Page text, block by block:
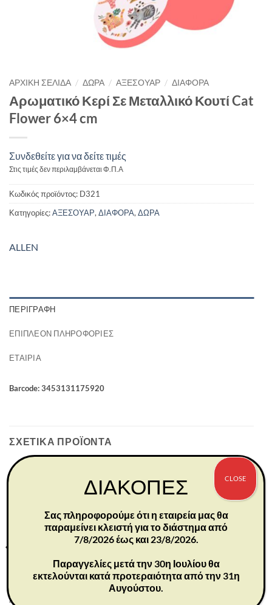
ΑΡΧΙΚΉ ΣΕΛΊΔΑ / ΔΩΡΑ / ΑΞΕΣΟΥΑΡ / ΔΙΑΦΟΡΑ
Αρωματικό Κερί Σε Μεταλλικό Κουτί Cat
Flower 6×4 cm
Συνδεθείτε για να δείτε τιμές
Στις τιμές δεν περιλαμβάνεται Φ.Π.Α
Κωδικός προϊόντος: D321
Κατηγορίες:ΑΞΕΣΟΥΑΡ,ΔΙΑΦΟΡΑ,ΔΩΡΑ
ALLEN
ΠΕΡΙΓΡΑΦΉ
ΕΠΙΠΛΈΟΝ ΠΛΗΡΟΦΟΡΊΕΣ
ΕΤΑΙΡΊΑ
Barcode: 3453131175920
ΣΧΕΤΙΚΆ ΠΡΟΪΌΝΤΑ
26121
ΔΩΡΑ
26005
ΔΙΑΚΟΠΕΣ
Σας πληροφορούμε ότι η εταιρεία μας θα
παραμείνει κλειστή για το διάστημα από
7/8/2026 έως και 23/8/2026.
Παραγγελίες μετά την 30η Ιουλίου θα
εκτελούνται κατά προτεραιότητα από την 31η
Αυγούστου.
CLOSE